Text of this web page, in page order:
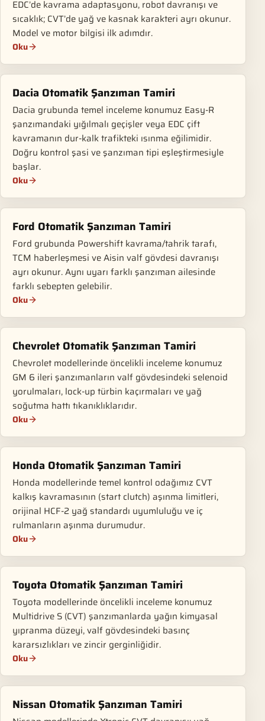
EDC’de kavrama adaptasyonu, robot davranışı ve
sıcaklık; CVT’de yağ ve kasnak karakteri ayrı okunur.
Model ve motor bilgisi ilk adımdır.
Oku
Dacia Otomatik Şanzıman Tamiri
Dacia grubunda temel inceleme konumuz Easy-R
şanzımandaki yığılmalı geçişler veya EDC çift
kavramanın dur-kalk trafikteki ısınma eğilimidir.
Doğru kontrol şasi ve şanzıman tipi eşleştirmesiyle
başlar.
Oku
Ford Otomatik Şanzıman Tamiri
Ford grubunda Powershift kavrama/tahrik tarafı,
TCM haberleşmesi ve Aisin valf gövdesi davranışı
ayrı okunur. Aynı uyarı farklı şanzıman ailesinde
farklı sebepten gelebilir.
Oku
Chevrolet Otomatik Şanzıman Tamiri
Chevrolet modellerinde öncelikli inceleme konumuz
GM 6 ileri şanzımanların valf gövdesindeki selenoid
yorulmaları, lock-up türbin kaçırmaları ve yağ
soğutma hattı tıkanıklıklarıdır.
Oku
Honda Otomatik Şanzıman Tamiri
Honda modellerinde temel kontrol odağımız CVT
kalkış kavramasının (start clutch) aşınma limitleri,
orijinal HCF-2 yağ standardı uyumluluğu ve iç
rulmanların aşınma durumudur.
Oku
Toyota Otomatik Şanzıman Tamiri
Toyota modellerinde öncelikli inceleme konumuz
Multidrive S (CVT) şanzımanlarda yağın kimyasal
yıpranma düzeyi, valf gövdesindeki basınç
kararsızlıkları ve zincir gerginliğidir.
Oku
Nissan Otomatik Şanzıman Tamiri